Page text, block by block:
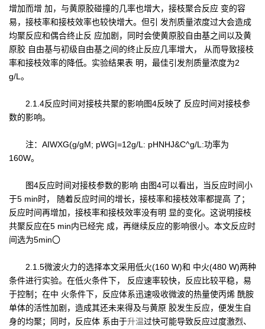
增加而增 加，与黄原胶碰撞的几率也增大，接枝聚合反应 变的容
易，接枝率和接枝效率也较快增大。但引 发剂质量浓度过大会造成
均聚反应和偶合终止反 应加剧，同时会使黄原胶自由基之间以及黄
原胶 自由基与初级自由基之间的终止反应几率增大， 从而导致接枝
率和接枝效率的降低。实验结果表 明，最佳引发剂质量浓度为2
g/L。
2.1.4反应时间对接枝共聚的影响图4反映了 反应时间对接枝参
数的影响。
注：AIWXG(g/gM; pWG|=12g/L: pHNHJ&C^g/L:功率为
160W。
图4反应时间对接枝参数的影响 由图4可以看出，当反应时间小
于5 min时， 随着反应时间的增长，接枝率和接枝效率都提高 了；
反应时间再增加，接枝率和接枝效率没有明 显的变化。这说明接枝
共聚反应在5 min内已经完 成，再继续反应的影响很小。本文反应时
间选为5min〇
2.1.5微波火力的选择本文采用低火(160 W)和 中火(480 W)两种
条件进行实验。在低火条件下， 反应速率较快，反应比较平稳，易
于控制；在中 火条件下，反应体系迅速吸收微波的热量使丙烯 酰胺
单体的活性加剧，造成其还未来得及与黄原 胶发生反应，便发生自
身的均聚；同时，反应体 系由于升温过快可能导致反应过度激烈、